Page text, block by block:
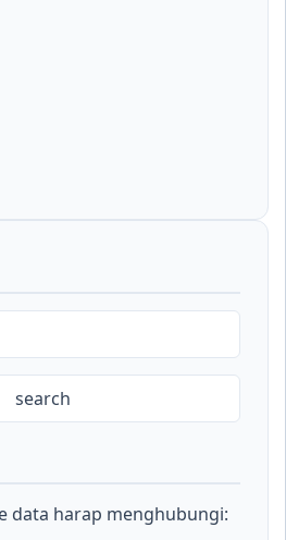
data harap menghubungi: